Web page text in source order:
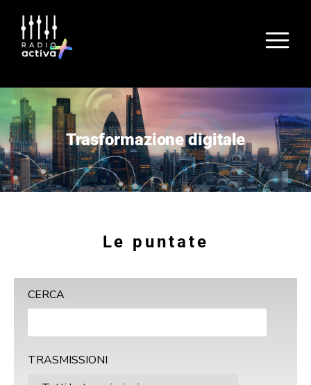
Trasformazione digitale
Le puntate
CERCA
TRASMISSIONI